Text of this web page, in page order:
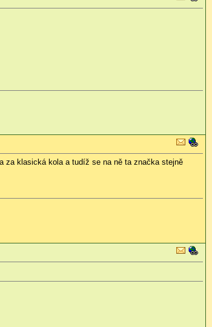
za klasická kola a tudíž se na ně ta značka stejně